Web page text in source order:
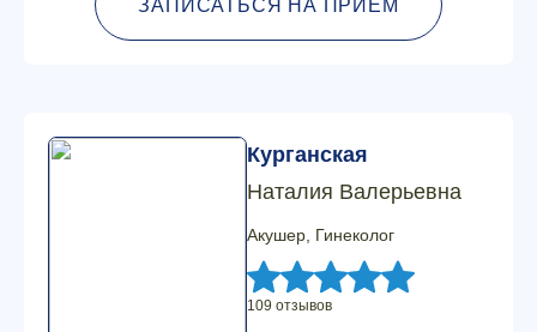
ЗАПИСАТЬСЯ НА ПРИЕМ
Курганская
Наталия Валерьевна
Акушер, Гинеколог
109 отзывов